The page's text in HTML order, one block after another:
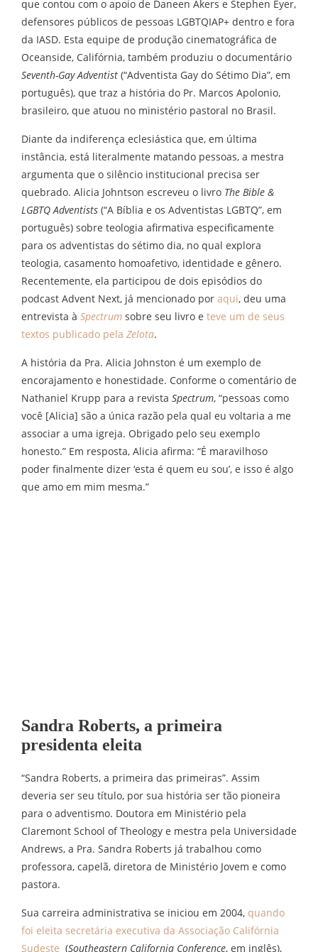
que contou com o apoio de Daneen Akers e Stephen Eyer,
defensores públicos de pessoas LGBTQIAP+ dentro e fora
da IASD. Esta equipe de produção cinematográfica de
Oceanside, Califórnia, também produziu o documentário
Seventh-Gay Adventist (“Adventista Gay do Sétimo Dia”, em
português), que traz a história do Pr. Marcos Apolonio,
brasileiro, que atuou no ministério pastoral no Brasil.
Diante da indiferença eclesiástica que, em última
instância, está literalmente matando pessoas, a mestra
argumenta que o silêncio institucional precisa ser
quebrado. Alicia Johntson escreveu o livro The Bible &
LGBTQ Adventists (“A Bíblia e os Adventistas LGBTQ”, em
português) sobre teologia afirmativa especificamente
para os adventistas do sétimo dia, no qual explora
teologia, casamento homoafetivo, identidade e gênero.
Recentemente, ela participou de dois episódios do
podcast Advent Next, já mencionado por aqui, deu uma
entrevista à Spectrum sobre seu livro e teve um de seus
textos publicado pela Zelota.
A história da Pra. Alicia Johnston é um exemplo de
encorajamento e honestidade. Conforme o comentário de
Nathaniel Krupp para a revista Spectrum, “pessoas como
você [Alicia] são a única razão pela qual eu voltaria a me
associar a uma igreja. Obrigado pelo seu exemplo
honesto.” Em resposta, Alicia afirma: “É maravilhoso
poder finalmente dizer ‘esta é quem eu sou’, e isso é algo
que amo em mim mesma.”
Sandra Roberts, a primeira
presidenta eleita
“Sandra Roberts, a primeira das primeiras”. Assim
deveria ser seu título, por sua história ser tão pioneira
para o adventismo. Doutora em Ministério pela
Claremont School of Theology e mestra pela Universidade
Andrews, a Pra. Sandra Roberts já trabalhou como
professora, capelã, diretora de Ministério Jovem e como
pastora.
Sua carreira administrativa se iniciou em 2004, quando
foi eleita secretária executiva da Associação Califórnia
Sudeste (Southeastern California Conference, em inglês),